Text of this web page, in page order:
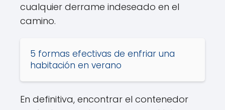
cualquier derrame indeseado en el
camino.
5 formas efectivas de enfriar una
habitación en verano
En definitiva, encontrar el contenedor